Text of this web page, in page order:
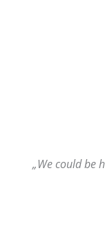
„We could be